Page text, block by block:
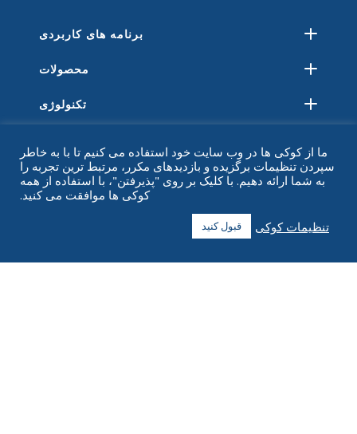
برنامه های کاربردی
محصولات
تکنولوژی
درباره
ما از کوکی ها در وب سایت خود استفاده می کنیم تا با به خاطر
سپردن تنظیمات برگزیده و بازدیدهای مکرر، مرتبط ترین تجربه را
به شما ارائه دهیم. با کلیک بر روی "پذیرفتن"، با استفاده از همه
کوکی ها موافقت می کنید.
تنظیمات کوکی
قبول کنید